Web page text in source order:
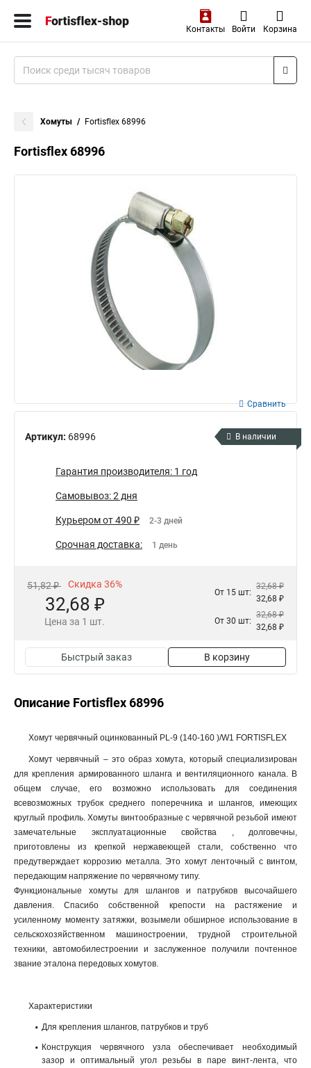
Контакты Войти Корзина
Хомуты Fortisflex 68996
Fortisflex 68996
Артикул: 68996
Сравнить
В наличии
Гарантия производителя: 1 год
Самовывоз: 2 дня
Курьером от 490 ₽ 2-3 дней
Срочная доставка: 1 день
51,82 ₽ Скидка 36%
32,68 ₽
Цена за 1 шт.
От 15 шт:
32,68 ₽
32,68 ₽
От 30 шт:
32,68 ₽
32,68 ₽
Быстрый заказ В корзину
Описание Fortisflex 68996
Хомут червячный оцинкованный PL-9 (140-160 )/W1 FORTISFLEX
Хомут червячный – это образ хомута, который специализирован
для крепления армированного шланга и вентиляционного канала. В
общем случае, его возможно использовать для соединения
всевозможных трубок среднего поперечника и шлангов, имеющих
круглый профиль. Хомуты винтообразные с червячной резьбой имеют
замечательные эксплуатационные свойства , долговечны,
приготовлены из крепкой нержавеющей стали, собственно что
предутверждает коррозию металла. Это хомут ленточный с винтом,
передающим напряжение по червячному типу.
Функциональные хомуты для шлангов и патрубков высочайшего
давления. Спасибо собственной крепости на растяжение и
усиленному моменту затяжки, возымели обширное использование в
сельскохозяйственном машиностроении, трудной строительной
техники, автомобилестроении и заслуженное получили почтенное
звание эталона передовых хомутов.
Характеристики
Для крепления шлангов, патрубков и труб
Конструкция червячного узла обеспечивает необходимый
зазор и оптимальный угол резьбы в паре винт-лента, что